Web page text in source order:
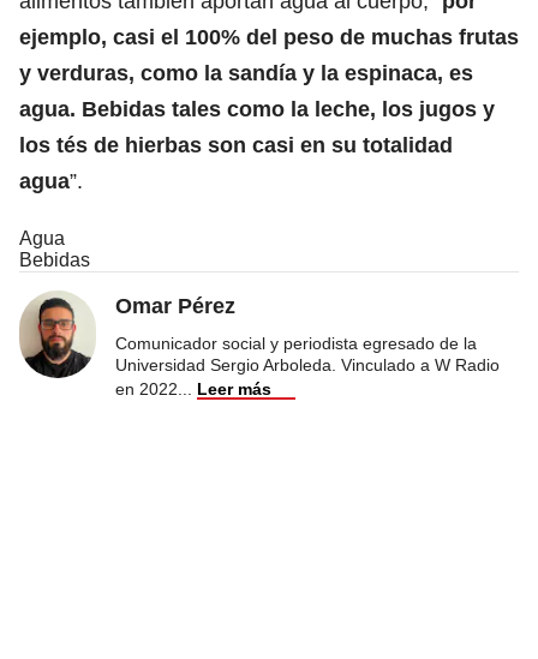
ejemplo, casi el 100% del peso de muchas frutas
y verduras, como la sandía y la espinaca, es
agua. Bebidas tales como la leche, los jugos y
los tés de hierbas son casi en su totalidad
agua”.
Agua
Bebidas
Omar Pérez
Comunicador social y periodista egresado de la
Universidad Sergio Arboleda. Vinculado a W Radio
en 2022
Leer más